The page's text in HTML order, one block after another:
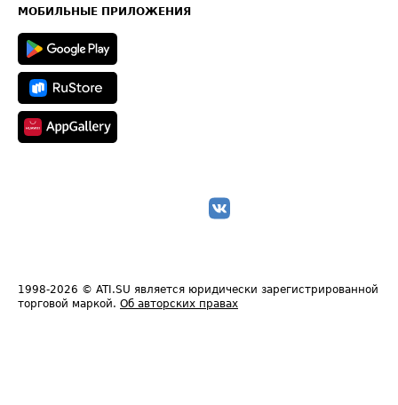
Техническая информация
МОБИЛЬНЫЕ ПРИЛОЖЕНИЯ
1998-2026 © ATI.SU является юридически зарегистрированной
торговой маркой. Об авторских правах